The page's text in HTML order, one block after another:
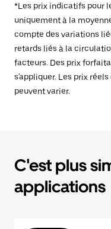
*Les prix indicatifs pour
uniquement à la
compte des variations
retards liés à la
facteurs. Des prix
s'appliquer. Les prix
peuvent varier.
C'est plus
applications